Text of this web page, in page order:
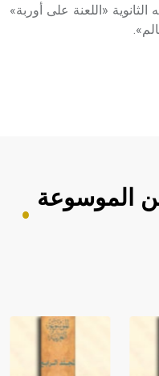
«اللعنة على أوربة»
الموسوعة